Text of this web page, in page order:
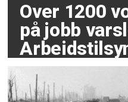
Over 1200
på jobb